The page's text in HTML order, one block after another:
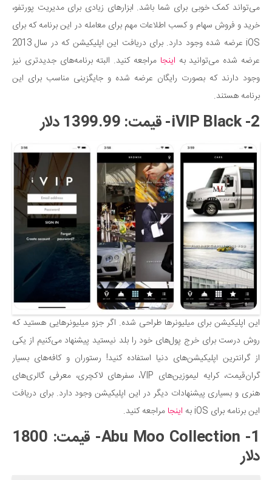
می‌تواند کمک خوبی برای شما باشد. ابزارهای زیادی برای مدیریت پورتفو،
خرید و فروش سهام و کسب اطلاعات مهم برای معامله در این برنامه که برای
iOS عرضه شده وجود دارد. برای دریافت این اپلیکیشن که در سال 2013
عرضه شده می‌توانید به اینجا مراجعه کنید. البته برنامه‌های جدیدتری نیز
وجود دارند که بصورت رایگان عرضه شده‌ و جایگزینی مناسب برای این
برنامه هستند.
2- iVIP Black- قیمت: 1399.99 دلار
این اپلیکیشن برای میلیونرها طراحی شده. اگر جزو میلیونرهایی هستید که
روش درست برای خرج پول‌های خود را بلد نیستید پیشنهاد می‌کنیم از یکی
از گرانترین اپلیکیشن‌های دنیا استفاده کنید! رستوران و کافه‌های بسیار
گران‌قیمت، کرایه لیموزین‌های VIP، سفرهای لاکچری، معرفی گالری‌های
هنری و بسیاری پیشنهادات دیگر در این اپلیکیشن وجود دارد. برای دریافت
این برنامه برای iOS به
اینجا مراجعه کنید.
1- Abu Moo Collection- قیمت: 1800
دلار